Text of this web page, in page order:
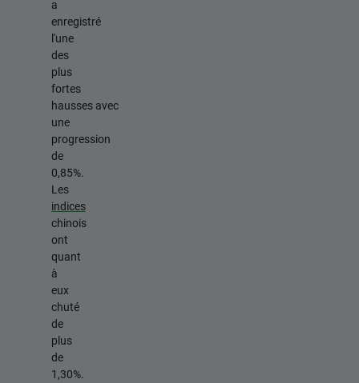
a
enregistré
l'une
des
plus
fortes
hausses avec
une
progression
de
0,85%.
Les
indices
chinois
ont
quant
à
eux
chuté
de
plus
de
1,30%.